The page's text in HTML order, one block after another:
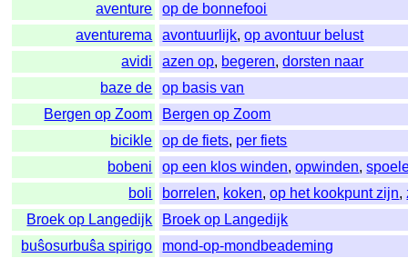
aventure
op de bonnefooi
aventurema
avontuurlijk,op avontuur belust
avidi
azen op, begeren,dorsten naar
baze de
op basis van
Bergen op Zoom
Bergen op Zoom
bicikle
op de fiets, per fiets
bobeni
op een klos winden,opwinden,
boli
borrelen, koken,op het kookpunt zijn,
Broek op Langedijk
Broek op Langedijk
buŝosurbuŝa spirigo
mond-op-mondbeademing